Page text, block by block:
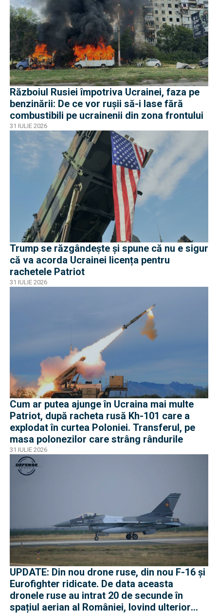
Războiul Rusiei împotriva Ucrainei, faza pe
benzinării: De ce vor rușii să-i lase fără
combustibili pe ucrainenii din zona frontului
31 IULIE 2026
Trump se răzgândește și spune că nu e sigur
că va acorda Ucrainei licența pentru
rachetele Patriot
31 IULIE 2026
Cum ar putea ajunge în Ucraina mai multe
Patriot, după racheta rusă Kh-101 care a
explodat în curtea Poloniei. Transferul, pe
masa polonezilor care strâng rândurile
31 IULIE 2026
UPDATE: Din nou drone ruse, din nou F-16 și
Eurofighter ridicate. De data aceasta
dronele ruse au intrat 20 de secunde în
spațiul aerian al României, lovind ulterior